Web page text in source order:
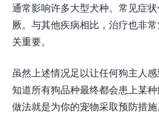
通常影响许多大型犬种。常见症
厥。与其他疾病相比，治疗也非
关重要。
虽然上述情况足以让任何狗主人
知道所有狗品种最终都会患上某
做法就是为你的宠物采取预防措施